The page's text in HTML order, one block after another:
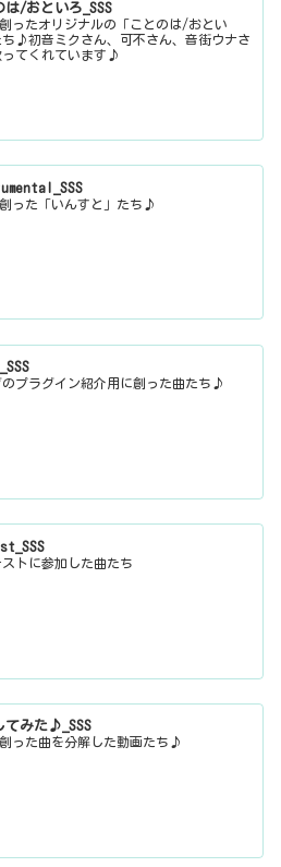
は/おといろ_SSS
ったオリジナルの「ことのは/おとい
ち♪初音ミクさん、可不さん、音街ウナさ
ってくれています♪
った「いんすと」たち♪
のプラグイン紹介用に創った曲たち♪
ストに参加した曲たち
てみた♪_SSS
った曲を分解した動画たち♪